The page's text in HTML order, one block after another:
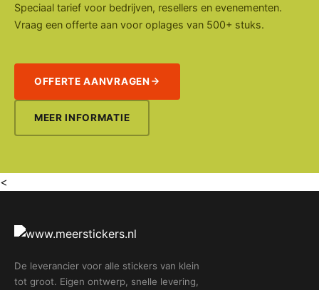
Speciaal tarief voor bedrijven, resellers en evenementen.
Vraag een offerte aan voor oplages van 500+ stuks.
OFFERTE AANVRAGEN
MEER INFORMATIE
<
De leverancier voor alle stickers van klein
tot groot. Eigen ontwerp, snelle levering,